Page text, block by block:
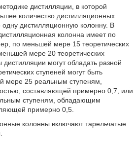
дистилляции, в которой
количество дистилляционных
одну дистилляционную колонну. В
колонна имеет по
по меньшей мере 15 теоретических
мере 20 теоретических
дистилляции могут обладать разной
ступеней могут быть
мере 25 реальным ступеням,
составляющей примерно 0,7, или
ступеням, обладающим
примерно 0,5.
колонны включают тарельчатые